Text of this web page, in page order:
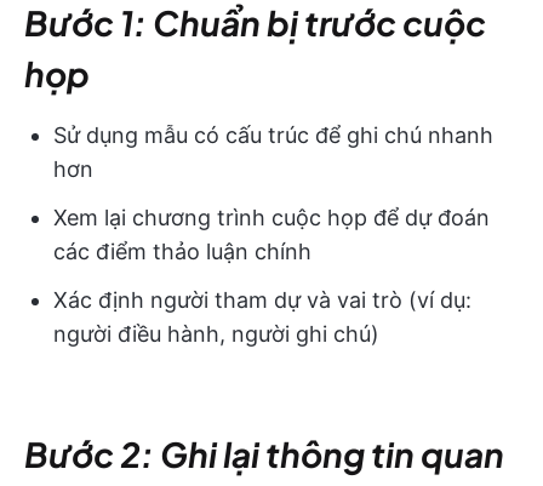
Bước 1: Chuẩn bị trước cuộc
họp
Sử dụng mẫu có cấu trúc để ghi chú nhanh
hơn
Xem lại chương trình cuộc họp để dự đoán
các điểm thảo luận chính
Xác định người tham dự và vai trò (ví dụ:
người điều hành, người ghi chú)
Bước 2: Ghi lại thông tin quan